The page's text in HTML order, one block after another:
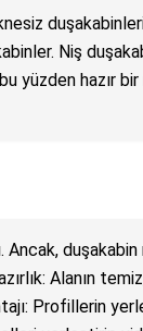
Niş
yüzden hazır
Ancak,
Alanın
Profillerin